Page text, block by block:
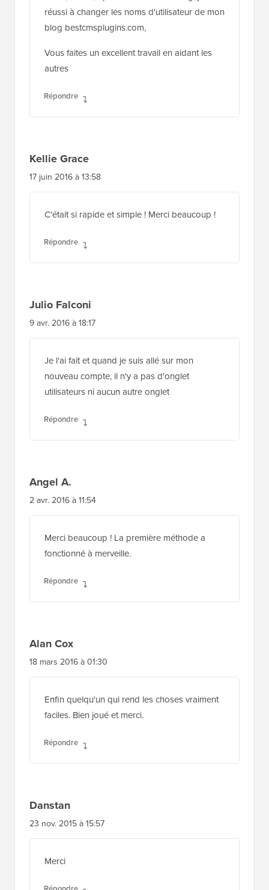
réussi à changer les noms d'utilisateur de mon
blog bestcmsplugins.com,
Vous faites un excellent travail en aidant les
autres
Répondre
Kellie Grace
17 juin 2016 à 13:58
C'était si rapide et simple ! Merci beaucoup !
Répondre
Julio Falconi
9 avr. 2016 à 18:17
Je l'ai fait et quand je suis allé sur mon
nouveau compte, il n'y a pas d'onglet
utilisateurs ni aucun autre onglet
Répondre
Angel A.
2 avr. 2016 à 11:54
Merci beaucoup ! La première méthode a
fonctionné à merveille.
Répondre
Alan Cox
18 mars 2016 à 01:30
Enfin quelqu'un qui rend les choses vraiment
faciles. Bien joué et merci.
Répondre
Danstan
23 nov. 2015 à 15:57
Merci